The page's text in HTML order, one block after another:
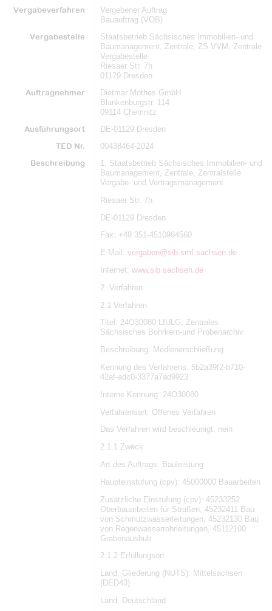
Vergabeverfahren
Vergebener Auftrag
Bauauftrag (VOB)
Vergabestelle
Staatsbetrieb Sächsisches Immobilien- und
Baumanagement, Zentrale, ZS VVM, Zentrale
Vergabestelle
Riesaer Str. 7h
01129 Dresden
Auftragnehmer
Dietmar Mothes GmbH
Blankenburgstr. 114
09114 Chemnitz
Ausführungsort
DE-01129 Dresden
TED Nr.
00438464-2024
Beschreibung
1. Staatsbetrieb Sächsisches Immobilien- und
Baumanagement, Zentrale, Zentralstelle
Vergabe- und Vertragsmanagement
Riesaer Str. 7h
DE-01129 Dresden
Fax: +49 351-4510994560
E-Mail: vergaben@sib.smf.sachsen.de
Internet: www.sib.sachsen.de
2. Verfahren
2.1 Verfahren
Titel: 24O30080 LfULG, Zentrales
Sächsisches Bohrkern-und Probenarchiv
Beschreibung: Medienerschließung
Kennung des Verfahrens: 5b2a39f2-b710-
42af-adc0-3377a7ad9923
Interne Kennung: 24O30080
Verfahrensart: Offenes Verfahren
Das Verfahren wird beschleunigt: nein
2.1.1 Zweck
Art des Auftrags: Bauleistung
Haupteinstufung (cpv): 45000000 Bauarbeiten
Zusätzliche Einstufung (cpv): 45233252
Oberbauarbeiten für Straßen, 45232411 Bau
von Schmutzwasserleitungen, 45232130 Bau
von Regenwasserrohrleitungen, 45112100
Grabenaushub
2.1.2 Erfüllungsort
Land, Gliederung (NUTS): Mittelsachsen
(DED43)
Land: Deutschland